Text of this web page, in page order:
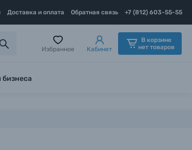
Доставка и оплата Обратная связь +7 (812) 603-55-55
Избранное Кабинет
В корзине
нет товаров
бизнеса